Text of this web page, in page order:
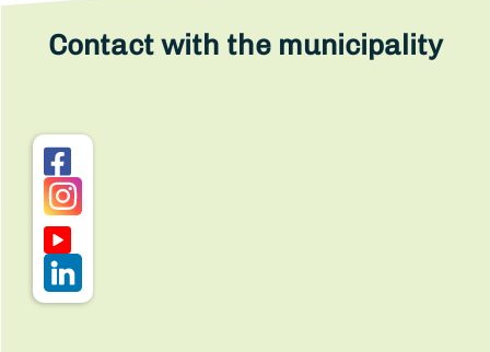
Contact with the municipality